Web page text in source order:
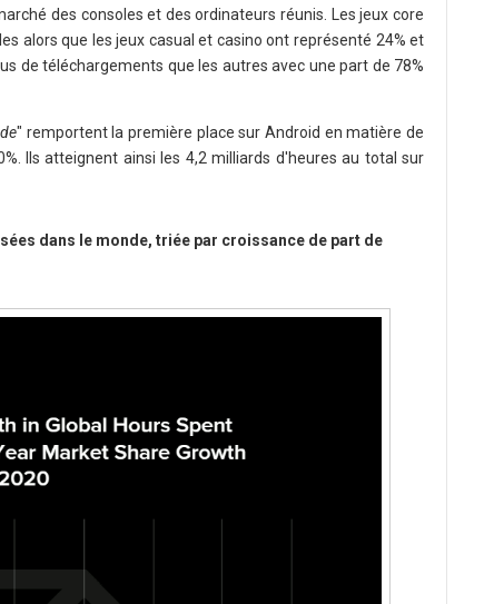
des consoles et des ordinateurs réunis. Les jeux core
alors que les jeux casual et casino ont représenté 24% et
de téléchargements que les autres avec une part de 78%
" remportent la première place sur Android en matière de
Ils atteignent ainsi les 4,2 milliards d'heures au total sur
dans le monde, triée par croissance de part de